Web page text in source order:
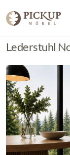
Lederstuhl